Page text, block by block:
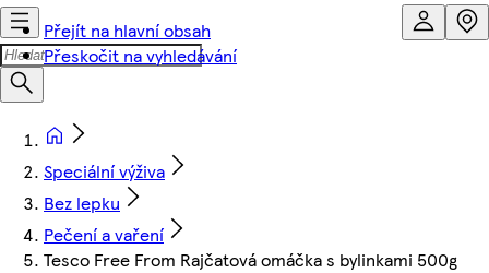
Přejít na hlavní obsah
Přeskočit na vyhledávání
Speciální výživa
Bez lepku
Pečení a vaření
Tesco Free From Rajčatová omáčka s bylinkami 500g